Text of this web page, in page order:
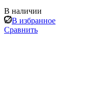
В наличии
В избранное
Сравнить